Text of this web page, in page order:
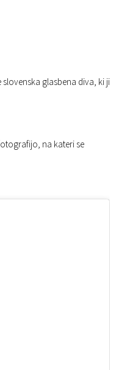
glasbena diva, ki ji
na kateri se